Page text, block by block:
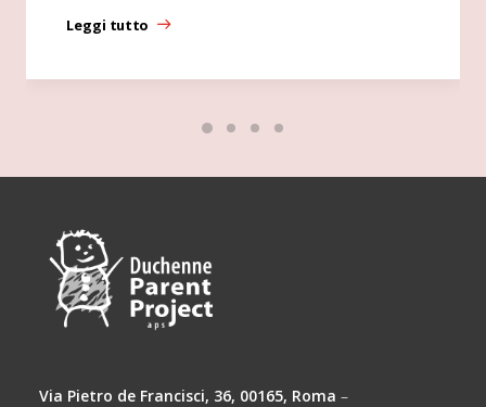
Leggi tutto
Via Pietro de Francisci, 36, 00165, Roma –